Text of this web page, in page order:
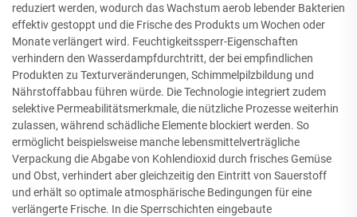
reduziert werden, wodurch das Wachstum aerob lebender Bakterien
effektiv gestoppt und die Frische des Produkts um Wochen oder
Monate verlängert wird. Feuchtigkeitssperr-Eigenschaften
verhindern den Wasserdampfdurchtritt, der bei empfindlichen
Produkten zu Texturveränderungen, Schimmelpilzbildung und
Nährstoffabbau führen würde. Die Technologie integriert zudem
selektive Permeabilitätsmerkmale, die nützliche Prozesse weiterhin
zulassen, während schädliche Elemente blockiert werden. So
ermöglicht beispielsweise manche lebensmittelverträgliche
Verpackung die Abgabe von Kohlendioxid durch frisches Gemüse
und Obst, verhindert aber gleichzeitig den Eintritt von Sauerstoff
und erhält so optimale atmosphärische Bedingungen für eine
verlängerte Frische. In die Sperrschichten eingebaute